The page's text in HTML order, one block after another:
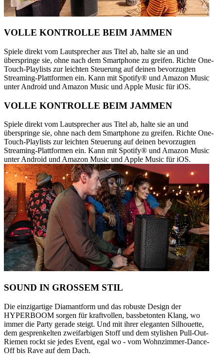
VOLLE KONTROLLE BEIM JAMMEN
Spiele direkt vom Lautsprecher aus Titel ab, halte sie an und
überspringe sie, ohne nach dem Smartphone zu greifen. Richte One-
Touch-Playlists zur leichten Steuerung auf deinen bevorzugten
Streaming-Plattformen ein. Kann mit Spotify® und Amazon Music
unter Android und Amazon Music und Apple Music für iOS.
VOLLE KONTROLLE BEIM JAMMEN
Spiele direkt vom Lautsprecher aus Titel ab, halte sie an und
überspringe sie, ohne nach dem Smartphone zu greifen. Richte One-
Touch-Playlists zur leichten Steuerung auf deinen bevorzugten
Streaming-Plattformen ein. Kann mit Spotify® und Amazon Music
unter Android und Amazon Music und Apple Music für iOS.
SOUND IN GROSSEM STIL
Die einzigartige Diamantform und das robuste Design der
HYPERBOOM sorgen für kraftvollen, bassbetonten Klang, wo
immer die Party gerade steigt. Und mit ihrer eleganten Silhouette,
dem gesprenkelten zweifarbigen Stoff und dem stylishen Pull-Out-
Riemen rockt sie jedes Event, egal wo - vom Wohnzimmer-Dance-
Off bis Rave auf dem Dach.